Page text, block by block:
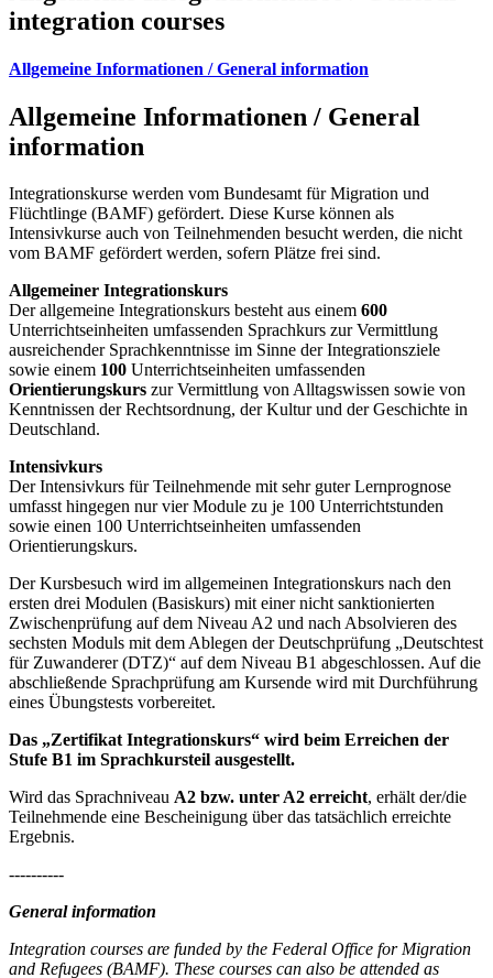
integration courses
Allgemeine Informationen / General information
Allgemeine Informationen / General
information
Integrationskurse werden vom Bundesamt für Migration und
Flüchtlinge (BAMF) gefördert. Diese Kurse können als
Intensivkurse auch von Teilnehmenden besucht werden, die nicht
vom BAMF gefördert werden, sofern Plätze frei sind.
Allgemeiner Integrationskurs
Der allgemeine Integrationskurs besteht aus einem 600
Unterrichtseinheiten umfassenden Sprachkurs zur Vermittlung
ausreichender Sprachkenntnisse im Sinne der Integrationsziele
sowie einem 100 Unterrichtseinheiten umfassenden
Orientierungskurs zur Vermittlung von Alltagswissen sowie von
Kenntnissen der Rechtsordnung, der Kultur und der Geschichte in
Deutschland.
Intensivkurs
Der Intensivkurs für Teilnehmende mit sehr guter Lernprognose
umfasst hingegen nur vier Module zu je 100 Unterrichtstunden
sowie einen 100 Unterrichtseinheiten umfassenden
Orientierungskurs.
Der Kursbesuch wird im allgemeinen Integrationskurs nach den
ersten drei Modulen (Basiskurs) mit einer nicht sanktionierten
Zwischenprüfung auf dem Niveau A2 und nach Absolvieren des
sechsten Moduls mit dem Ablegen der Deutschprüfung „Deutschtest
für Zuwanderer (DTZ)“ auf dem Niveau B1 abgeschlossen. Auf die
abschließende Sprachprüfung am Kursende wird mit Durchführung
eines Übungstests vorbereitet.
Das „Zertifikat Integrationskurs“ wird beim Erreichen der
Stufe B1 im Sprachkursteil ausgestellt.
Wird das Sprachniveau A2 bzw. unter A2 erreicht, erhält der/die
Teilnehmende eine Bescheinigung über das tatsächlich erreichte
Ergebnis.
----------
General information
Integration courses are funded by the Federal Office for Migration
and Refugees (BAMF). These courses can also be attended as